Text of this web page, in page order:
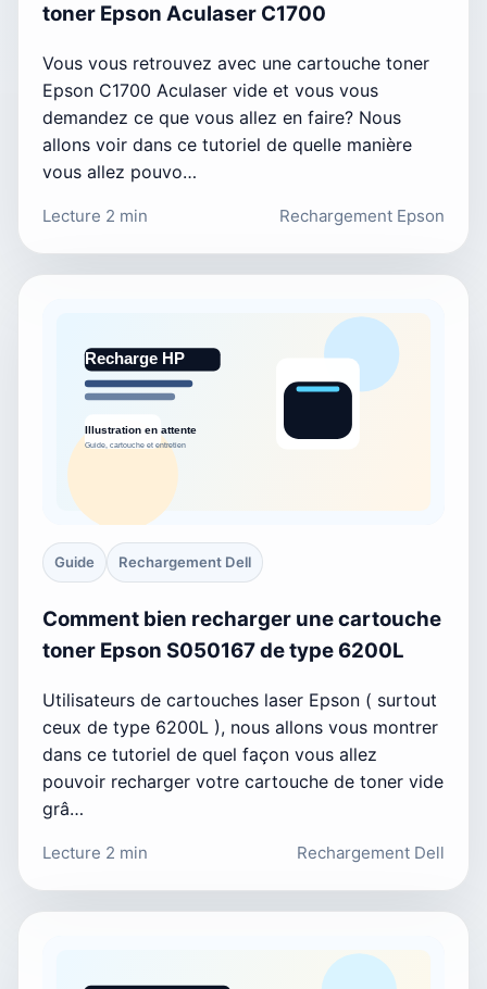
toner Epson Aculaser C1700
Vous vous retrouvez avec une cartouche toner
Epson C1700 Aculaser vide et vous vous
demandez ce que vous allez en faire? Nous
allons voir dans ce tutoriel de quelle manière
vous allez pouvo…
Lecture 2 min Rechargement Epson
Guide Rechargement Dell
Comment bien recharger une cartouche
toner Epson S050167 de type 6200L
Utilisateurs de cartouches laser Epson ( surtout
ceux de type 6200L ), nous allons vous montrer
dans ce tutoriel de quel façon vous allez
pouvoir recharger votre cartouche de toner vide
grâ…
Lecture 2 min Rechargement Dell